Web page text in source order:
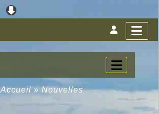
Accueil »Nouvelles